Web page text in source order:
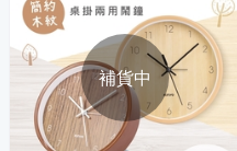
補貨中